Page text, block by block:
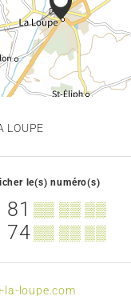
LOUPE
le(s) numéro(s)
81 ▒▒ ▒▒ ▒▒
74▒▒ ▒▒ ▒▒
la-loupe.com